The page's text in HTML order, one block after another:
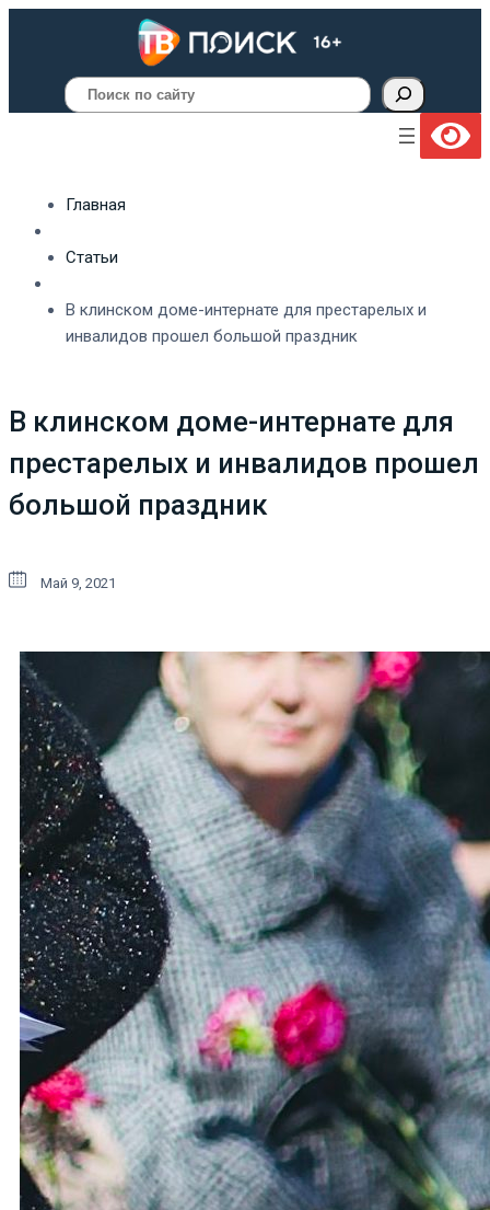
Поиск
Главная
Статьи
В клинском доме-интернате для престарелых и
инвалидов прошел большой праздник
В клинском доме-интернате для
престарелых и инвалидов прошел
большой праздник
Май 9, 2021